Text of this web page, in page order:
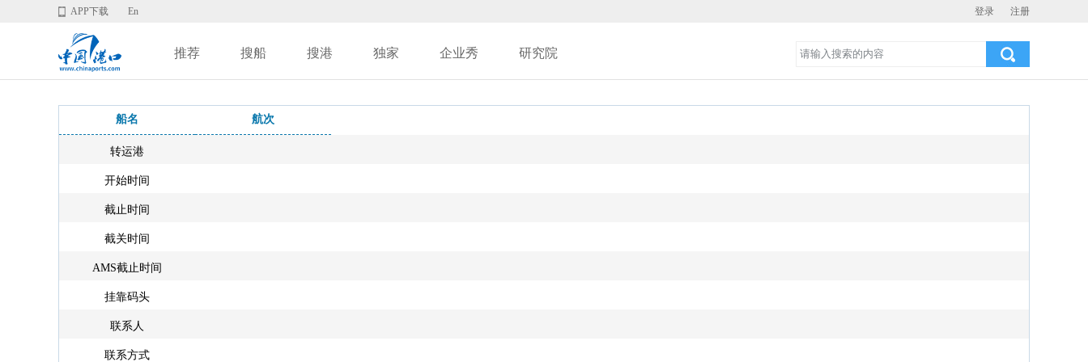
登录 注册
APP下载 En
推荐 搜船 搜港 独家 企业秀 研究院
船名 航次
转运港
开始时间
截止时间
截关时间
AMS截止时间
挂靠码头
联系人
联系方式